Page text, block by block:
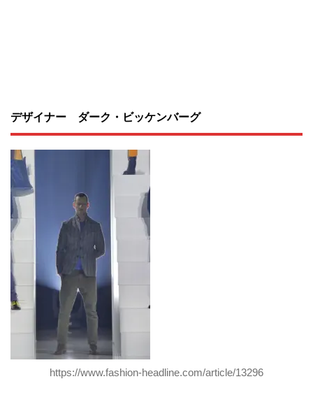
デザイナー ダーク・ビッケンバーグ
https://www.fashion-headline.com/article/13296